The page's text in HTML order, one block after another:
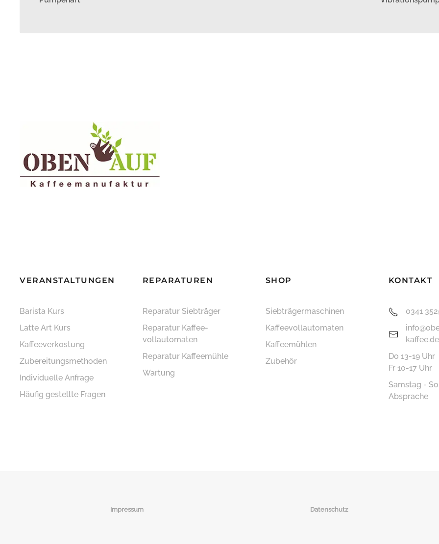
VERANSTALTUNGEN
Barista Kurs
Latte Art Kurs
Kaffeeverkostung
Zubereitungsmethoden
Individuelle Anfrage
Häufig gestellte Fragen
REPARATUREN
Reparatur Siebträger
Reparatur Kaffee­
vollautomaten
Reparatur Kaffeemühle
Wartung
SHOP
Siebträger­maschinen
Kaffee­vollautomaten
Kaffeemühlen
Zubehör
KONTAKT
0341
kaffee.de
Do 13-19 Uhr
Fr 10-17 Uhr
Samstag -
Absprache
Impressum Datenschutz